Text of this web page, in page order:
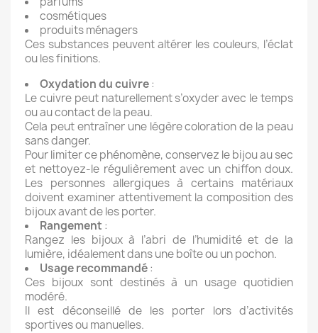
cosmétiques
produits ménagers
Ces substances peuvent altérer les couleurs, l’éclat
ou les finitions.
Oxydation du cuivre:
Le cuivre peut naturellement s’oxyder avec le temps
ou au contact de la peau.
Cela peut entraîner une légère coloration de la peau
sans danger.
Pour limiter ce phénomène, conservez le bijou au sec
et nettoyez-le régulièrement avec un chiffon doux.
Les personnes allergiques à certains matériaux
doivent examiner attentivement la composition des
bijoux avant de les porter.
Rangement :
Rangez les bijoux à l’abri de l’humidité et de la
lumière, idéalement dans une boîte ou un pochon.
Usage recommandé:
Ces bijoux sont destinés à un usage quotidien
modéré.
Il est déconseillé de les porter lors d’activités
sportives ou manuelles.